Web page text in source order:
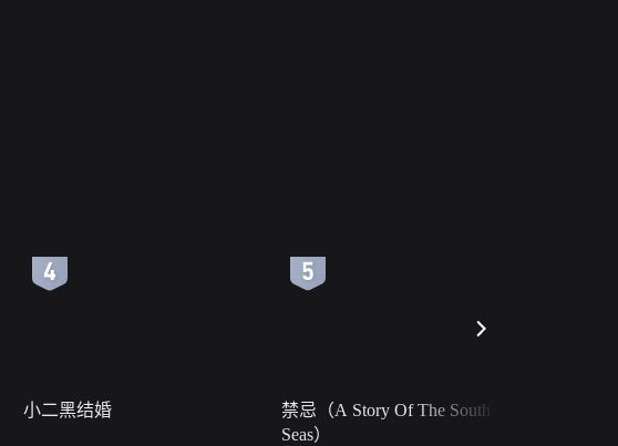
小二黑结婚
禁忌（A Story Of The South
Seas）